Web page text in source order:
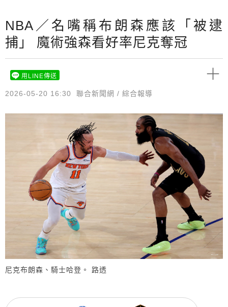
NBA／名嘴稱布朗森應該「被逮
捕」 魔術強森看好率尼克奪冠
2026-05-20 16:30 聯合新聞網 / 綜合報導
用LINE傳送
尼克布朗森、騎士哈登。 路透